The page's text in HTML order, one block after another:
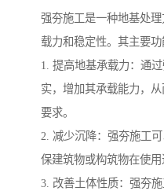
强夯施工是一种地基处
载力和稳定性。其主要功
1. 提高地基承载力：通
实，增加其承载能力，
要求。
2. 减少沉降：强夯施工
保建筑物或构筑物在使用
3. 改善土体性质：强夯